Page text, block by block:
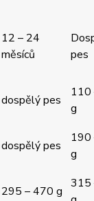
12 – 24
měsíců
pes
dospělý pes
110
g
dospělý pes
190
g
295 – 470 g
315